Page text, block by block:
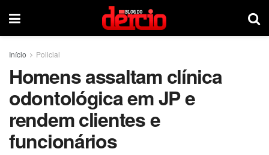
Início Policial
Homens assaltam clínica
odontológica em JP e
rendem clientes e
funcionários